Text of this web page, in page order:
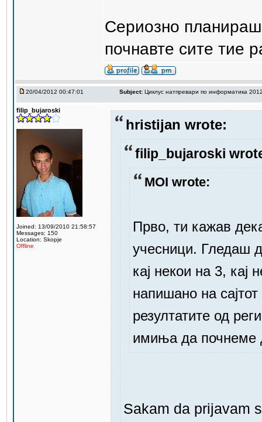
Сериозно
почнавте сите тие
20/04/2012 00:47:01 Subject: Циклус натпревари по информатика
filip_bujaroski
Joined: 13/09/2010 21:58:57
Messages: 150
Location: Skopje
Offline
hristijan wrote:
filip_bujaroski
MOI wrote:
Прво, ти кажав
учесници. Гледаш
кај некои на 3, кај
напишано на
резултатите од
имиња да почнеме
Sakam da prijavam